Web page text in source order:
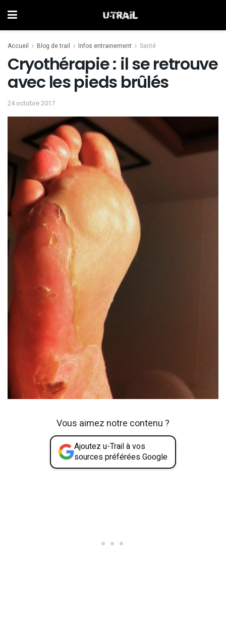
Accueil Blog de trail Infos entrainement Santé
Cryothérapie : il se retrouve
avec les pieds brûlés
24 octobre 2017
Vous aimez notre contenu ?
Ajoutez u-Trail à vos
sources préférées Google